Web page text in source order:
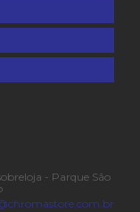
- Parque São